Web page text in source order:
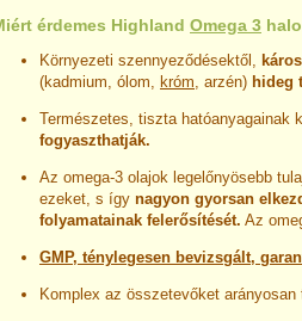
érdemes Highland Omega 3
Környezeti szennyeződésektől,
(kadmium, ólom, króm, arzén) hideg
Természetes, tiszta hatóanyagainak
fogyaszthatják.
Az omega-3 olajok legelőnyösebb
ezeket, s így nagyon gyorsan
folyamatainak felerősítését. Az
GMP, ténylegesen bevizsgált,
Komplex az összetevőket arányosan